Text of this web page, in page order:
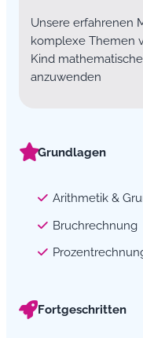
Unsere erfahrenen
komplexe Themen
Kind
anzuwenden
Grundlagen
Arithmetik &
Bruchrechnung
Fortgeschritten